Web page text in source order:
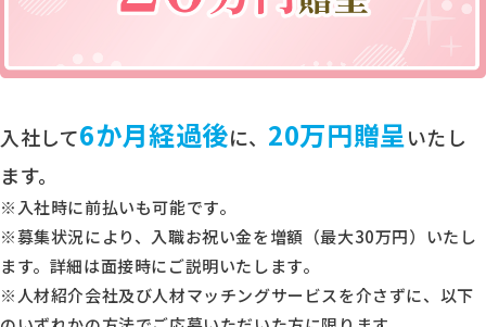
入社して6か月経過後に、 20万円贈呈いたし
ます。
※入社時に前払いも可能です。
※募集状況により、入職お祝い金を増額（最大30万円）いたし
ます。詳細は面接時にご説明いたします。
※人材紹介会社及び人材マッチングサービスを介さずに、以下